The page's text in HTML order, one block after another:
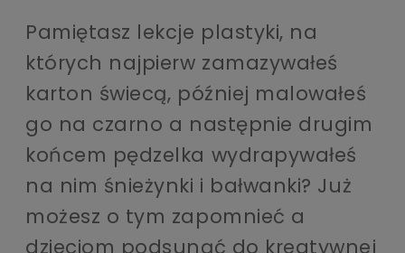
Pamiętasz lekcje plastyki, na
których najpierw zamazywałeś
karton świecą, później malowałeś
go na czarno a następnie drugim
końcem pędzelka wydrapywałeś
na nim śnieżynki i bałwanki? Już
możesz o tym zapomnieć a
dzieciom podsunąć do kreatywnej